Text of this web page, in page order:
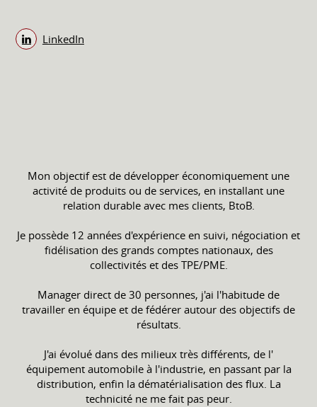
LinkedIn
Mon objectif est de développer économiquement une
activité de produits ou de services, en installant une
relation durable avec mes clients, BtoB.
Je possède 12 années d'expérience en suivi, négociation et
fidélisation des grands comptes nationaux, des
collectivités et des TPE/PME.
Manager direct de 30 personnes, j'ai l'habitude de
travailler en équipe et de fédérer autour des objectifs de
résultats.
J'ai évolué dans des milieux très différents, de l'
équipement automobile à l'industrie, en passant par la
distribution, enfin la dématérialisation des flux. La
technicité ne me fait pas peur.